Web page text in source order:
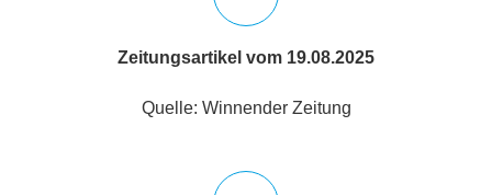
Zeitungsartikel vom 19.08.2025
Quelle: Winnender Zeitung